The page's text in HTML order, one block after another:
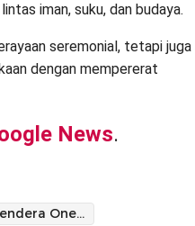
iman, suku, dan budaya.
seremonial, tetapi juga
dengan mempererat
News.
Tolak Bendera One Piece